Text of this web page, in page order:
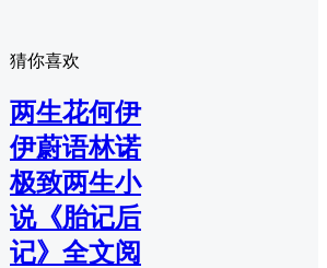
猜你喜欢
两生花何伊
伊蔚语林诺
极致两生小
说《胎记后
记》全文阅